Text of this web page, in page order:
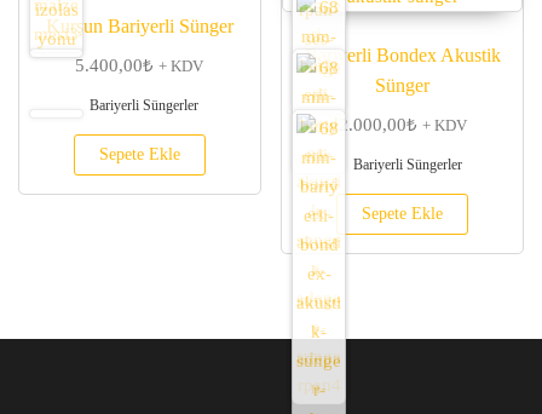
Kurşun Bariyerli Sünger
5.400,00₺ + KDV
Bariyerli Süngerler
Sepete Ekle
Bariyerli Bondex Akustik
Sünger
2.000,00₺ + KDV
Bariyerli Süngerler
Sepete Ekle